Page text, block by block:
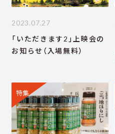
2023.07.27
「いただきます2」上映会の
お知らせ（入場無料）
特集